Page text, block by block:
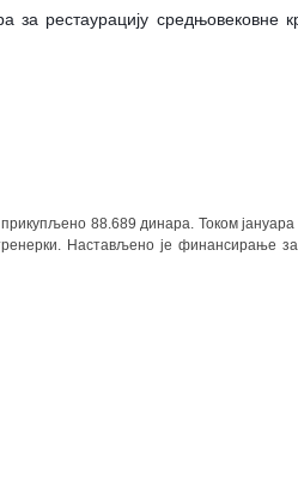
рестаурацију средњовековне
прикупљено 88.689 динара. Током
Настављено је финансирање